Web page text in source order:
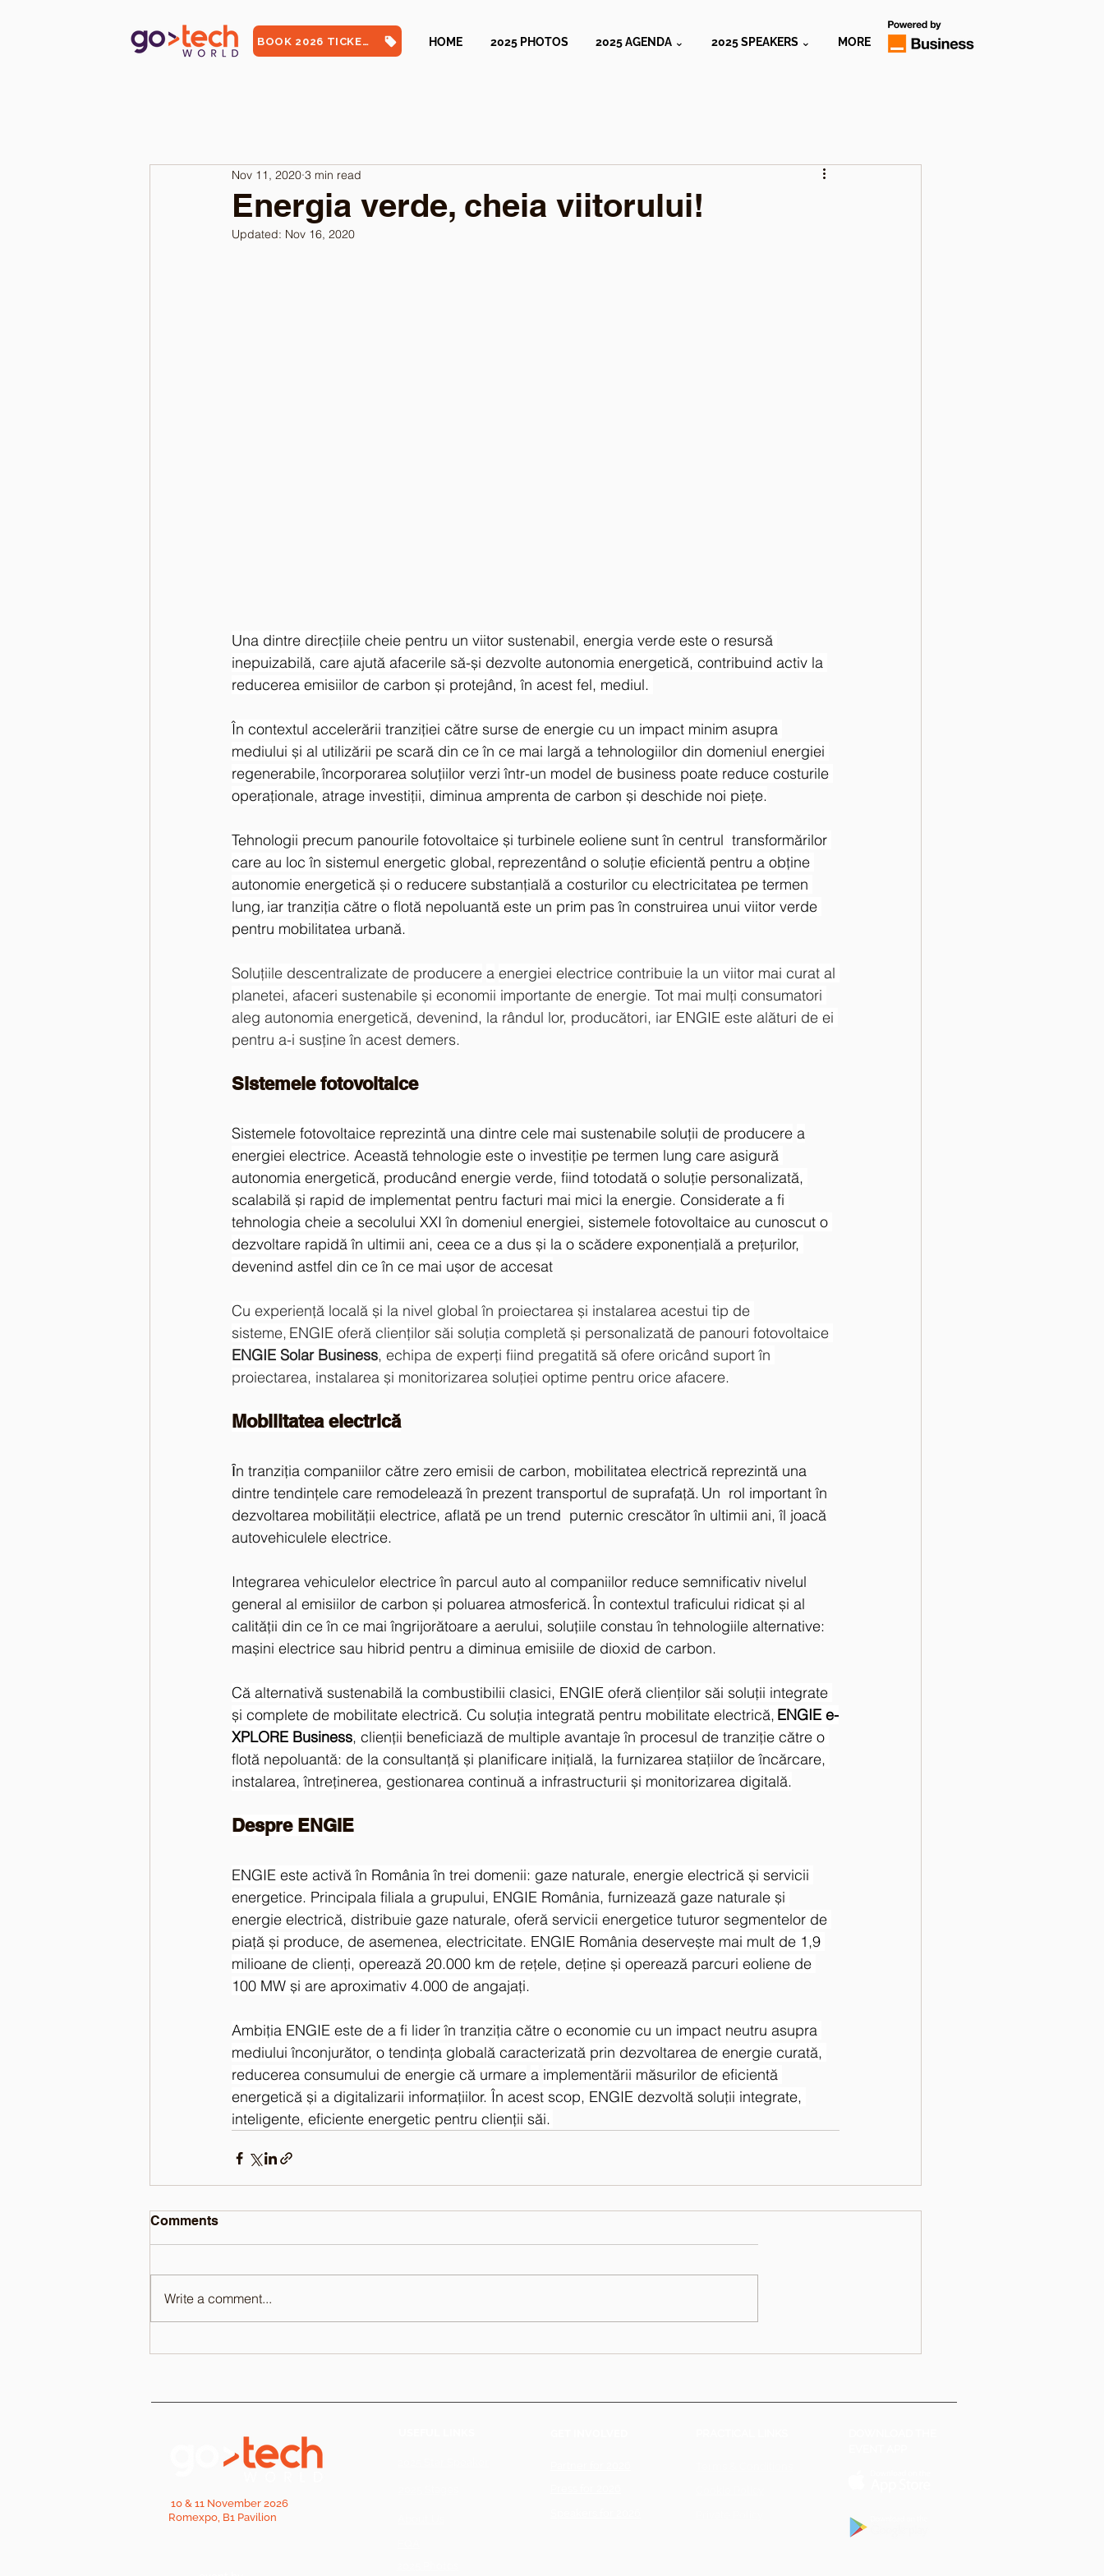
BOOK 2026 TICKETS HOME 2025 PHOTOS 2025 AGENDA ⌄ 2025 SPEAKERS ⌄ MORE
Energia verde, cheia viitorului!
Nov 11, 2020 3 min read
Updated: Nov 16, 2020
Una dintre direcţiile cheie pentru un viitor sustenabil, energia verde este o resursă
inepuizabilă, care ajută afacerile să-și dezvolte autonomia energetică, contribuind activ la
reducerea emisiilor de carbon și protejând, în acest fel, mediul.
În contextul accelerării tranziţiei către surse de energie cu un impact minim asupra
mediului și al utilizării pe scară din ce în ce mai largă a tehnologiilor din domeniul energiei
regenerabile, încorporarea soluţiilor verzi într-un model de business poate reduce costurile
operaționale, atrage investiții, diminua amprenta de carbon și deschide noi piețe.
Tehnologii precum panourile fotovoltaice și turbinele eoliene sunt în centrul  transformărilor
care au loc în sistemul energetic global, reprezentând o soluţie eficientă pentru a obţine
autonomie energetică și o reducere substanţială a costurilor cu electricitatea pe termen
lung, iar tranziția către o flotă nepoluantă este un prim pas în construirea unui viitor verde
pentru mobilitatea urbană.
Soluțiile descentralizate de producere a energiei electrice contribuie la un viitor mai curat al
planetei, afaceri sustenabile și economii importante de energie. Tot mai mulți consumatori
aleg autonomia energetică, devenind, la rândul lor, producători, iar ENGIE este alături de ei
pentru a-i susține în acest demers.
Sistemele fotovoltaice
Sistemele fotovoltaice reprezintă una dintre cele mai sustenabile soluţii de producere a
energiei electrice. Această tehnologie este o investiție pe termen lung care asigură
autonomia energetică, producând energie verde, fiind totodată o soluție personalizată,
scalabilă și rapid de implementat pentru facturi mai mici la energie. Considerate a fi
tehnologia cheie a secolului XXI în domeniul energiei, sistemele fotovoltaice au cunoscut o
dezvoltare rapidă în ultimii ani, ceea ce a dus și la o scădere exponențială a prețurilor,
devenind astfel din ce în ce mai ușor de accesat
Cu experienţă locală și la nivel global în proiectarea și instalarea acestui tip de
sisteme, ENGIE oferă clienților săi soluția completă și personalizată de panouri fotovoltaice
ENGIE Solar Business, echipa de experţi fiind pregatită să ofere oricând suport în
proiectarea, instalarea și monitorizarea soluţiei optime pentru orice afacere.
Mobilitatea electrică
Ȋn tranziţia companiilor către zero emisii de carbon, mobilitatea electrică reprezintă una
dintre tendinţele care remodelează în prezent transportul de suprafaţă. Un  rol important în
dezvoltarea mobilităţii electrice, aflată pe un trend  puternic crescător în ultimii ani, îl joacă
autovehiculele electrice.
Integrarea vehiculelor electrice în parcul auto al companiilor reduce semnificativ nivelul
general al emisiilor de carbon și poluarea atmosferică. În contextul traficului ridicat și al
calităţii din ce în ce mai îngrijorătoare a aerului, soluțiile constau în tehnologiile alternative:
mașini electrice sau hibrid pentru a diminua emisiile de dioxid de carbon.
Că alternativă sustenabilă la combustibilii clasici, ENGIE oferă clienților săi soluții integrate
și complete de mobilitate electrică. Cu soluția integrată pentru mobilitate electrică, ENGIE e-
XPLORE Business, clienții beneficiază de multiple avantaje în procesul de tranziţie către o
flotă nepoluantă: de la consultanță și planificare inițială, la furnizarea stațiilor de încărcare,
instalarea, întreținerea, gestionarea continuă a infrastructurii și monitorizarea digitală.
Despre ENGIE
ENGIE este activă în România în trei domenii: gaze naturale, energie electrică și servicii
energetice. Principala filiala a grupului, ENGIE România, furnizează gaze naturale și
energie electrică, distribuie gaze naturale, oferă servicii energetice tuturor segmentelor de
piață și produce, de asemenea, electricitate. ENGIE România deservește mai mult de 1,9
milioane de clienți, operează 20.000 km de rețele, deține și operează parcuri eoliene de
100 MW și are aproximativ 4.000 de angajați.
Ambiția ENGIE este de a fi lider în tranziția către o economie cu un impact neutru asupra
mediului înconjurător, o tendința globală caracterizată prin dezvoltarea de energie curată,
reducerea consumului de energie că urmare a implementării măsurilor de eficientă
energetică și a digitalizarii informațiilor. În acest scop, ENGIE dezvoltă soluții integrate,
inteligente, eficiente energetic pentru clienții săi.
Comments
Write a comment...
10 & 11 November 2026
Romexpo, B1 Pavilion